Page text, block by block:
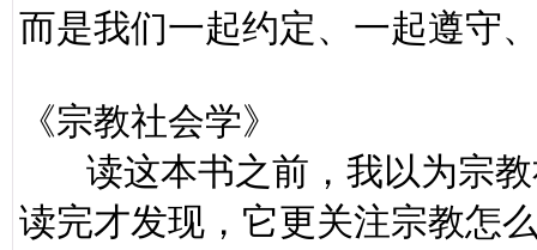
而是我们一起约定、一起遵守
《宗教社会学》
读这本书之前，我以为宗教
读完才发现，它更关注宗教怎